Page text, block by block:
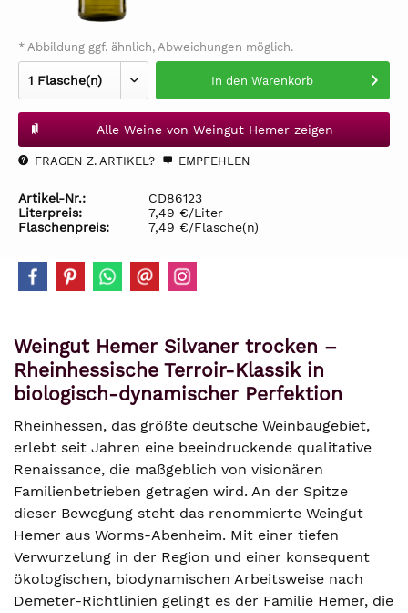
* Abbildung ggf. ähnlich, Abweichungen möglich.
In den Warenkorb
Alle Weine von Weingut Hemer zeigen
FRAGEN Z. ARTIKEL? EMPFEHLEN
Artikel-Nr.:
CD86123
Literpreis:
7,49 €/Liter
Flaschenpreis:
7,49 €/Flasche(n)
Weingut Hemer Silvaner trocken –
Rheinhessische Terroir-Klassik in
biologisch-dynamischer Perfektion
Rheinhessen, das größte deutsche Weinbaugebiet,
erlebt seit Jahren eine beeindruckende qualitative
Renaissance, die maßgeblich von visionären
Familienbetrieben getragen wird. An der Spitze
dieser Bewegung steht das renommierte Weingut
Hemer aus Worms-Abenheim. Mit einer tiefen
Verwurzelung in der Region und einer konsequent
ökologischen, biodynamischen Arbeitsweise nach
Demeter-Richtlinien gelingt es der Familie Hemer, die